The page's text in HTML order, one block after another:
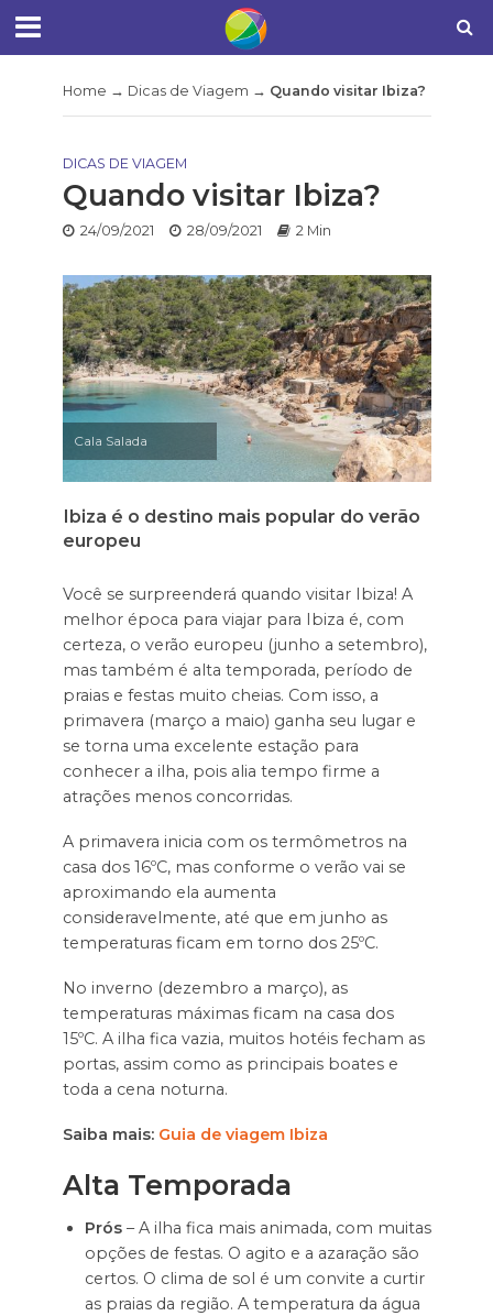
Home → Dicas de Viagem → Quando visitar Ibiza?
DICAS DE VIAGEM
Quando visitar Ibiza?
24/09/2021 28/09/2021 2 Min
Cala Salada
Ibiza é o destino mais popular do verão
europeu
Você se surpreenderá quando visitar Ibiza! A
melhor época para viajar para Ibiza é, com
certeza, o verão europeu (junho a setembro),
mas também é alta temporada, período de
praias e festas muito cheias. Com isso, a
primavera (março a maio) ganha seu lugar e
se torna uma excelente estação para
conhecer a ilha, pois alia tempo firme a
atrações menos concorridas.
A primavera inicia com os termômetros na
casa dos 16ºC, mas conforme o verão vai se
aproximando ela aumenta
consideravelmente, até que em junho as
temperaturas ficam em torno dos 25ºC.
No inverno (dezembro a março), as
temperaturas máximas ficam na casa dos
15ºC. A ilha fica vazia, muitos hotéis fecham as
portas, assim como as principais boates e
toda a cena noturna.
Saiba mais: Guia de viagem Ibiza
Alta Temporada
Prós – A ilha fica mais animada, com muitas
opções de festas. O agito e a azaração são
certos. O clima de sol é um convite a curtir
as praias da região. A temperatura da água